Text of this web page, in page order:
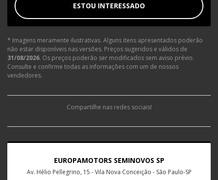
ESTOU INTERESSADO
* Imagens meramente ilustrativas. Alguns itens apresentados poderão
não estar disponíveis nas versões. Preços sugeridos e válidos de
31/08/2026. Os preços poderão ser modificados sem aviso prévio.
Consulte e confirme todas as informações com um de nossos
vendedores.
Compartilhe nas redes sociais!
EUROPAMOTORS SEMINOVOS SP
Av. Hélio Pellegrino, 15 - Vila Nova Conceição - São Paulo-SP